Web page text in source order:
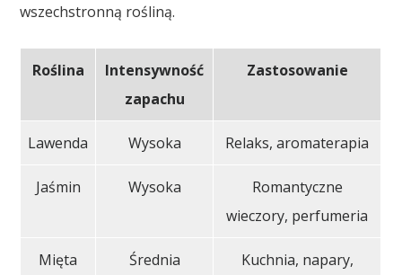
wszechstronną rośliną.
Roślina
Intensywność
zapachu
Zastosowanie
Lawenda Wysoka Relaks, aromaterapia
Jaśmin Wysoka
Romantyczne
wieczory, perfumeria
Mięta Średnia
Kuchnia, napary,